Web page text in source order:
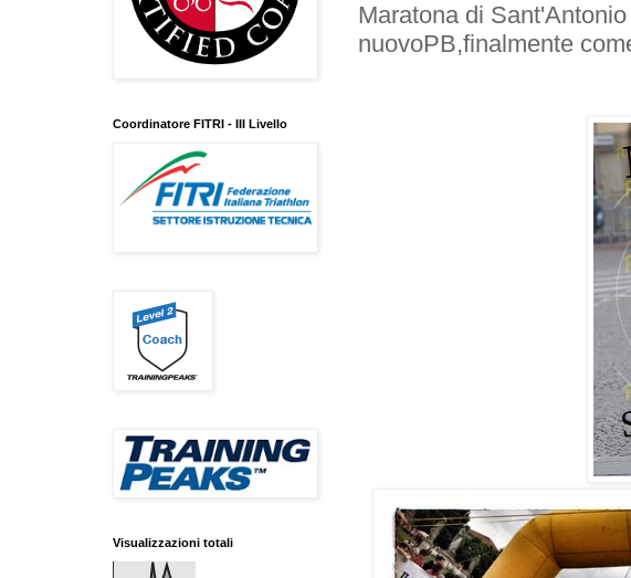
Maratona di
nuovoPB,finalmente
Coordinatore FITRI - III Livello
Visualizzazioni totali